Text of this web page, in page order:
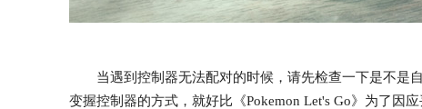
当遇到控制器无法配对的时候，请先检查一下是不是
变握控制器的方式，就好比《Pokemon Let's Go》为了因